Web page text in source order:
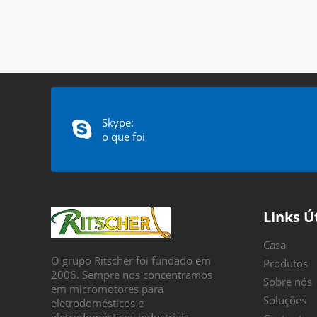
Skype:
o que foi
O grupo Ritscher foi fundado em
2006. Sempre nos concentramos
em micromotores para
eletrodomésticos e
Links
Casa
Produtos
Sobre nós
Soluções